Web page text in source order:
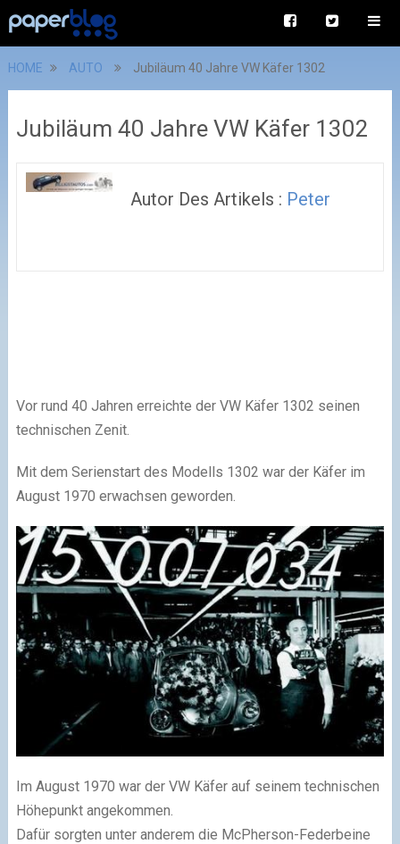
HOME AUTO Jubiläum 40 Jahre VW Käfer 1302
Jubiläum 40 Jahre VW Käfer 1302
Autor Des Artikels : Peter
Vor rund 40 Jahren erreichte der VW Käfer 1302 seinen
technischen Zenit.
Mit dem Serienstart des Modells 1302 war der Käfer im
August 1970 erwachsen geworden.
Im August 1970 war der VW Käfer auf seinem technischen
Höhepunkt angekommen.
Dafür sorgten unter anderem die McPherson-Federbeine